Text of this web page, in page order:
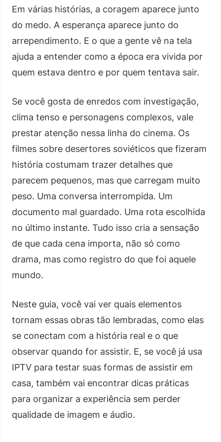
Em várias histórias, a coragem aparece junto
do medo. A esperança aparece junto do
arrependimento. E o que a gente vê na tela
ajuda a entender como a época era vivida por
quem estava dentro e por quem tentava sair.
Se você gosta de enredos com investigação,
clima tenso e personagens complexos, vale
prestar atenção nessa linha do cinema. Os
filmes sobre desertores soviéticos que fizeram
história costumam trazer detalhes que
parecem pequenos, mas que carregam muito
peso. Uma conversa interrompida. Um
documento mal guardado. Uma rota escolhida
no último instante. Tudo isso cria a sensação
de que cada cena importa, não só como
drama, mas como registro do que foi aquele
mundo.
Neste guia, você vai ver quais elementos
tornam essas obras tão lembradas, como elas
se conectam com a história real e o que
observar quando for assistir. E, se você já usa
IPTV para testar suas formas de assistir em
casa, também vai encontrar dicas práticas
para organizar a experiência sem perder
qualidade de imagem e áudio.